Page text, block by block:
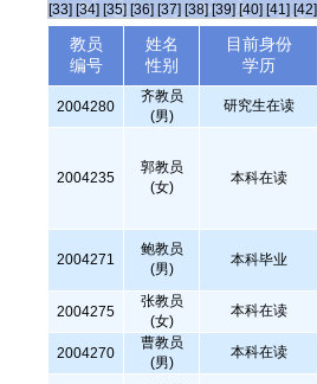
[33] [34] [35] [36] [37] [38] [39] [40] [41] [42]
教员
编号
姓名
性别
目前身份
学历
2004280
齐教员
(男)
研究生在读
2004235
郭教员
(女)
本科在读
2004271
鲍教员
(男)
本科毕业
2004275
张教员
(女)
本科在读
2004270
曹教员
(男)
本科在读